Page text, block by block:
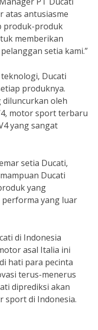
atas antusiasme
produk-produk
memberikan
setia kami.”
Ducati
produknya.
diluncurkan oleh
motor sport terbaru
yang sangat
setia Ducati,
Ducati
yang
yang luar
di Indonesia
asal Italia ini
hati para pecinta
terus-menerus
diprediksi akan
sport di Indonesia.